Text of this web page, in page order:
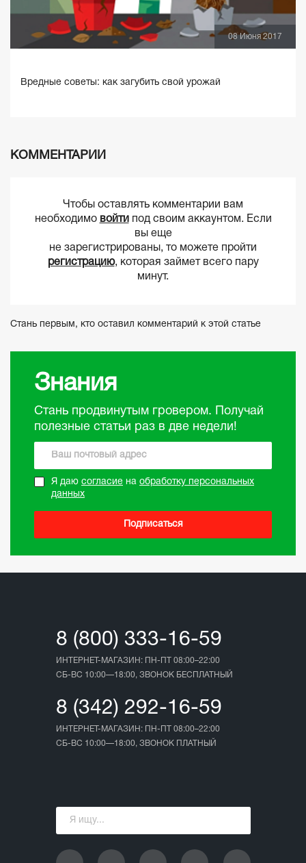
08 Июня 2017
Вредные советы: как загубить свой урожай
КОММЕНТАРИИ
Чтобы оставлять комментарии вам
необходимо войтипод своим аккаунтом. Если
вы еще
не зарегистрированы, то можете пройти
регистрацию, которая займет всего пару
минут.
Стань первым, кто оставил комментарий к этой статье
Знания
Стань продвинутым гровером. Получай
полезные статьи раз в две недели!
Я даю согласие на обработку персональных
данных
Подписаться
8 (800) 333-16-59
ИНТЕРНЕТ-МАГАЗИН: ПН-ПТ 08:00–22:00
СБ-ВС 10:00—18:00, ЗВОНОК БЕСПЛАТНЫЙ
8 (342) 292-16-59
ИНТЕРНЕТ-МАГАЗИН: ПН-ПТ 08:00–22:00
СБ-ВС 10:00—18:00, ЗВОНОК ПЛАТНЫЙ